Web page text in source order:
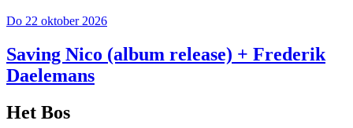
Do 22 oktober 2026
Saving Nico (album release) + Frederik
Daelemans
Het Bos